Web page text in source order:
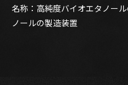
名称：高純度バイオエタノー
ノールの製造装置